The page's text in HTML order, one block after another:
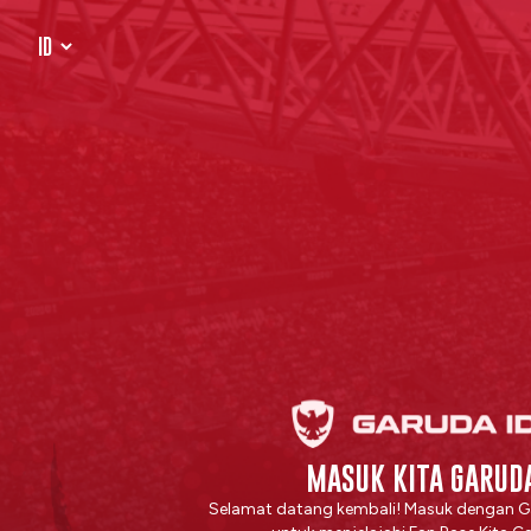
MASUK KITA
Selamat datang kembali! Masuk dengan